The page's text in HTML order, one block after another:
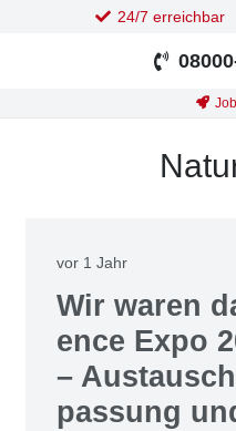
24/7 erreichbar
vor 1 Jahr
Wir waren
ence Expo
–
pas­sung